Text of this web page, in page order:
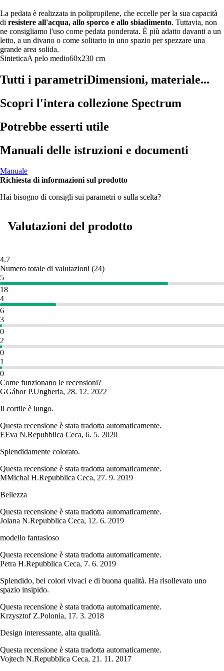
La pedata è realizzata in polipropilene, che eccelle per la sua capacità
di resistere all'acqua, allo sporco e allo sbiadimento. Tuttavia, non
ne consigliamo l'uso come pedata ponderata. È più adatto davanti a un
letto, a un divano o come solitario in uno spazio per spezzare una
grande area solida.
SinteticaA pelo medio60x230 cm
Tutti i parametriDimensioni, materiale...
Scopri l'intera collezione Spectrum
Potrebbe esserti utile
Manuali delle istruzioni e documenti
Manuale
Richiesta di informazioni sul prodotto
Hai bisogno di consigli sui parametri o sulla scelta?
Valutazioni del prodotto
4.7
Numero totale di valutazioni (24)
5
18
4
6
3
0
2
0
1
0
Come funzionano le recensioni?
GGábor P.Ungheria, 28. 12. 2022
Il cortile è lungo.
Questa recensione è stata tradotta automaticamente.
EEva N.Repubblica Ceca, 6. 5. 2020
Splendidamente colorato.
Questa recensione è stata tradotta automaticamente.
MMichal H.Repubblica Ceca, 27. 9. 2019
Bellezza
Questa recensione è stata tradotta automaticamente.
Jolana N.Repubblica Ceca, 12. 6. 2019
modello fantasioso
Questa recensione è stata tradotta automaticamente.
Petra H.Repubblica Ceca, 7. 6. 2019
Splendido, bei colori vivaci e di buona qualità. Ha risollevato uno
spazio insipido.
Questa recensione è stata tradotta automaticamente.
Krzysztof Z.Polonia, 17. 3. 2018
Design interessante, alta qualità.
Questa recensione è stata tradotta automaticamente.
Vojtech N.Repubblica Ceca, 21. 11. 2017